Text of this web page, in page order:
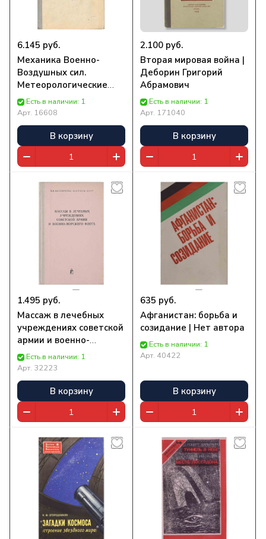
6.145 руб.
Механика Военно-
Воздушных сил.
Метеорологические
приборы и методы
наблюдения за погодой
| Нет автора
Есть в наличии: 1
Арт. 16608
В корзину
2.100 руб.
Вторая мировая война |
Деборин Григорий
Абрамович
Есть в наличии: 1
Арт. 171040
В корзину
1.495 руб.
Массаж в лечебных
учреждениях советской
армии и военно-
морского флота | Нет
автора
Есть в наличии: 1
Арт. 32223
В корзину
635 руб.
Афганистан: борьба и
созидание | Нет автора
Есть в наличии: 1
Арт. 40422
В корзину